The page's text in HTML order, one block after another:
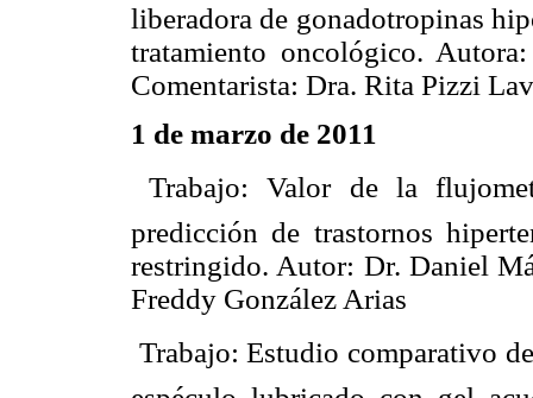
liberadora de gonadotropinas
tratamiento oncológico.
Comentarista: Dra. Rita Pizzi
1 de marzo de 2011
 Trabajo: Valor de la
predicción de trastornos
restringido. Autor: Dr. Daniel
Freddy González Arias
 Trabajo: Estudio comparativo